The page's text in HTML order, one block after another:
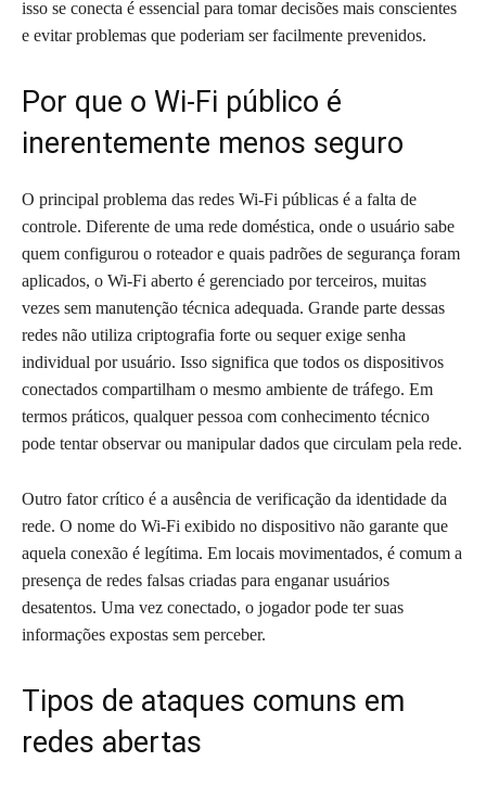
isso se conecta é essencial para tomar decisões mais conscientes
e evitar problemas que poderiam ser facilmente prevenidos.
Por que o Wi-Fi público é
inerentemente menos seguro
O principal problema das redes Wi-Fi públicas é a falta de
controle. Diferente de uma rede doméstica, onde o usuário sabe
quem configurou o roteador e quais padrões de segurança foram
aplicados, o Wi-Fi aberto é gerenciado por terceiros, muitas
vezes sem manutenção técnica adequada. Grande parte dessas
redes não utiliza criptografia forte ou sequer exige senha
individual por usuário. Isso significa que todos os dispositivos
conectados compartilham o mesmo ambiente de tráfego. Em
termos práticos, qualquer pessoa com conhecimento técnico
pode tentar observar ou manipular dados que circulam pela rede.
Outro fator crítico é a ausência de verificação da identidade da
rede. O nome do Wi-Fi exibido no dispositivo não garante que
aquela conexão é legítima. Em locais movimentados, é comum a
presença de redes falsas criadas para enganar usuários
desatentos. Uma vez conectado, o jogador pode ter suas
informações expostas sem perceber.
Tipos de ataques comuns em
redes abertas